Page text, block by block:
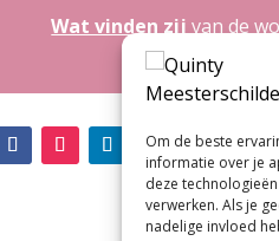
Om de beste
informatie over je
deze
verwerken. Als je
nadelige invloed
Wat vinden zij van de